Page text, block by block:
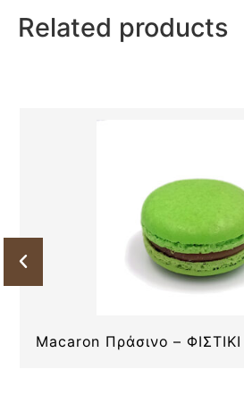
Related products
Macaron Πράσινο – ΦΙΣΤΙΚΙ